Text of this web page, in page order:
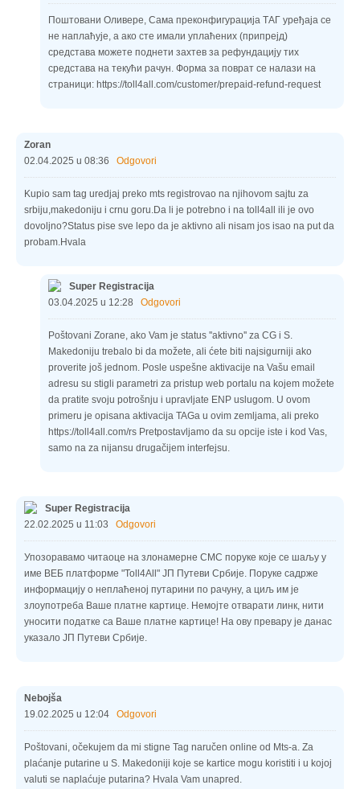
Поштовани Оливере, Самa преконфигурација ТАГ уређаја се
не наплаћује, а ако сте имали уплаћених (припрејд)
средстава можете поднети захтев за рефундацију тих
средстава на текући рачун. Форма за поврат се налази на
страници: https://toll4all.com/customer/prepaid-refund-request
Zoran
02.04.2025 u 08:36 Odgovori
Kupio sam tag uredjaj preko mts registrovao na njihovom sajtu za
srbiju,makedoniju i crnu goru.Da li je potrebno i na toll4all ili je ovo
dovoljno?Status pise sve lepo da je aktivno ali nisam jos isao na put da
probam.Hvala
Super Registracija
03.04.2025 u 12:28 Odgovori
Poštovani Zorane, ako Vam je status ''aktivno'' za CG i S.
Makedoniju trebalo bi da možete, ali ćete biti najsigurniji ako
proverite još jednom. Posle uspešne aktivacije na Vašu email
adresu su stigli parametri za pristup web portalu na kojem možete
da pratite svoju potrošnju i upravljate ENP uslugom. U ovom
primeru je opisana aktivacija TAGa u ovim zemljama, ali preko
https://toll4all.com/rs Pretpostavljamo da su opcije iste i kod Vas,
samo na za nijansu drugačijem interfejsu.
Super Registracija
22.02.2025 u 11:03 Odgovori
Упозоравамо читаоце на злонамерне СМС поруке које се шаљу у
име ВЕБ платформе "Toll4All" ЈП Путеви Србије. Поруке садрже
информацију о неплаћеној путарини по рачуну, а циљ им је
злоупотреба Ваше платне картице. Немојте отварати линк, нити
уносити податке са Ваше платне картице! На ову превару је данас
указало ЈП Путеви Србије.
Nebojša
19.02.2025 u 12:04 Odgovori
Poštovani, očekujem da mi stigne Tag naručen online od Mts-a. Za
plaćanje putarine u S. Makedoniji koje se kartice mogu koristiti i u kojoj
valuti se naplaćuje putarina? Hvala Vam unapred.